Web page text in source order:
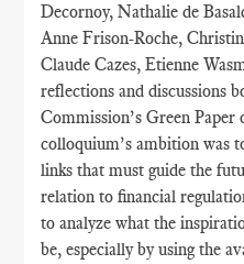
Decornoy, Nathalie de
Anne Frison-Roche,
Claude Cazes, Etienne
reflections and discussions
Commission’s Green
colloquium’s ambition was
links that must guide the
relation to financial
to analyze what the
be, especially by using the